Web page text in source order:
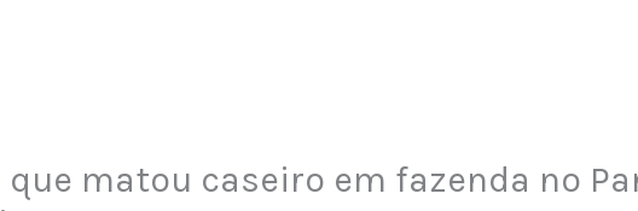
que matou caseiro em fazenda no